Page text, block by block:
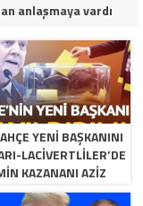
anlaşmaya vardı
YENI BAŞKANINI
LACIVERTLILER’DE
KAZANANI AZIZ
OLDU